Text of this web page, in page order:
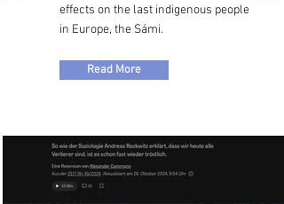
effects on the last indigenous people
in Europe, the Sámi.
Read More